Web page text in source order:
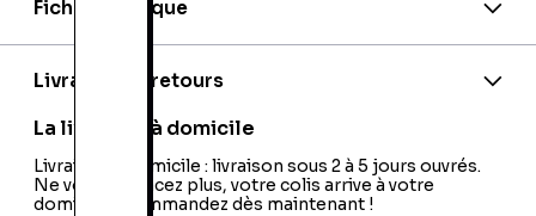
Fiche technique
Livraison et retours
La livraison à domicile
Livraison à domicile : livraison sous 2 à 5 jours ouvrés.
Ne vous déplacez plus, votre colis arrive à votre
domicile ! Commandez dès maintenant !